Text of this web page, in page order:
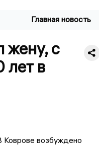
Главная новость
жену, с
лет в
Коврове возбуждено